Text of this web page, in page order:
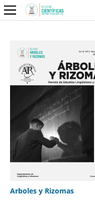
Arboles y Rizomas